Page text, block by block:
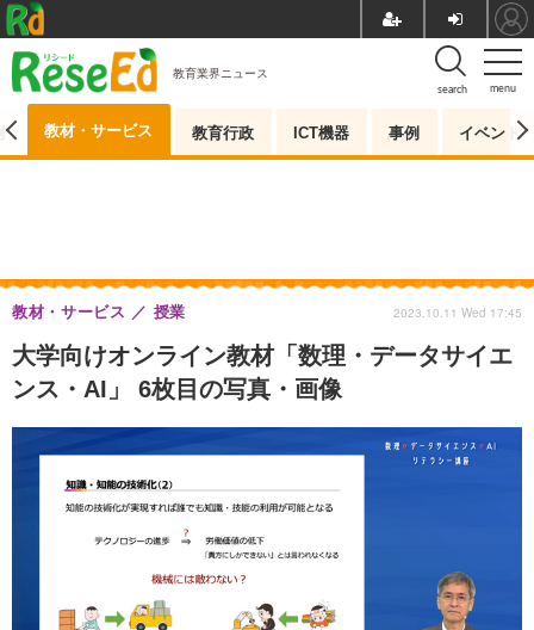
menu
search
教育業界ニュース
教材・サービス 教育行政 ICT機器 事例 イベント
大学向けオンライン教材「数理・データサイエ
ンス・AI」 6枚目の写真・画像
教材・サービス 授業 2023.10.11 Wed 17:45